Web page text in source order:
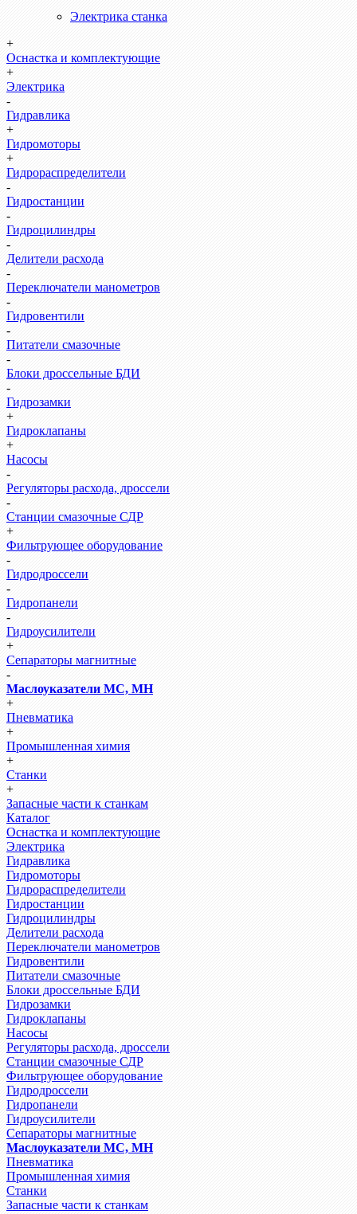
Электрика станка
+
Оснастка и комплектующие
+
Электрика
-
Гидравлика
+
Гидромоторы
+
Гидрораспределители
-
Гидростанции
-
Гидроцилиндры
-
Делители расхода
-
Переключатели манометров
-
Гидровентили
-
Питатели смазочные
-
Блоки дроссельные БДИ
-
Гидрозамки
+
Гидроклапаны
+
Насосы
-
Регуляторы расхода, дроссели
-
Станции смазочные СДР
+
Фильтрующее оборудование
-
Гидродроссели
-
Гидропанели
-
Гидроусилители
+
Сепараторы магнитные
-
Маслоуказатели МС, МН
+
Пневматика
+
Промышленная химия
+
Станки
+
Запасные части к станкам
Каталог
Оснастка и комплектующие
Электрика
Гидравлика
Гидромоторы
Гидрораспределители
Гидростанции
Гидроцилиндры
Делители расхода
Переключатели манометров
Гидровентили
Питатели смазочные
Блоки дроссельные БДИ
Гидрозамки
Гидроклапаны
Насосы
Регуляторы расхода, дроссели
Станции смазочные СДР
Фильтрующее оборудование
Гидродроссели
Гидропанели
Гидроусилители
Сепараторы магнитные
Маслоуказатели МС, МН
Пневматика
Промышленная химия
Станки
Запасные части к станкам